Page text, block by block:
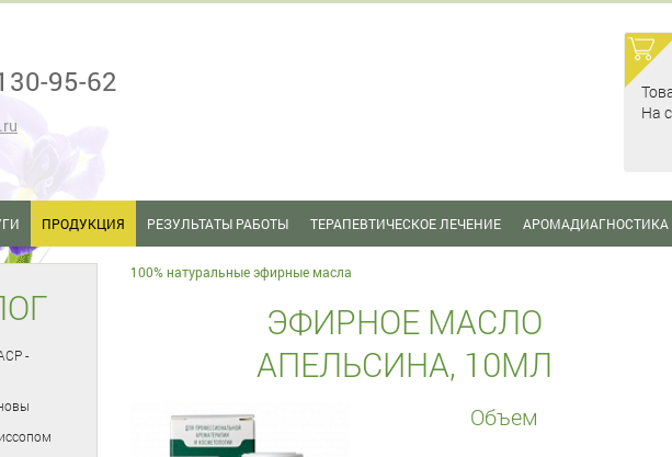
95-62
На
ПРОДУКЦИЯ РЕЗУЛЬТАТЫ РАБОТЫ ТЕРАПЕВТИЧЕСКОЕ ЛЕЧЕНИЕ АРОМАДИАГНОСТИКА
100% натуральные эфирные масла
ЭФИРНОЕ МАСЛО
АПЕЛЬСИНА, 10МЛ
Объем
-